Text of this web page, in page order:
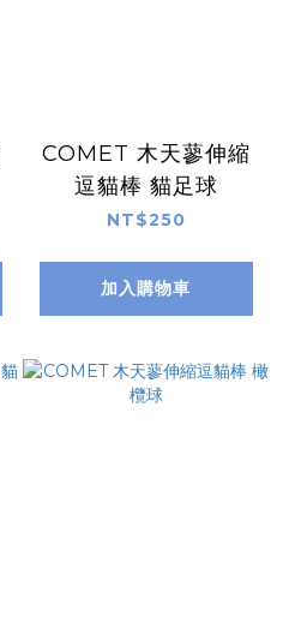
COMET 木天蓼伸縮
逗貓棒 貓足球
NT$250
加入購物車